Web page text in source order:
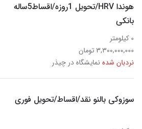
هوندا HRV/تحویل 1روزه/اقساط5ساله
بانکی
۰ کیلومتر
۳,۳۰۰,۰۰۰,۰۰۰ تومان
نردبان شده نمایشگاه در چیذر
سوزوکی بالنو نقد/اقساط/تحویل فوری